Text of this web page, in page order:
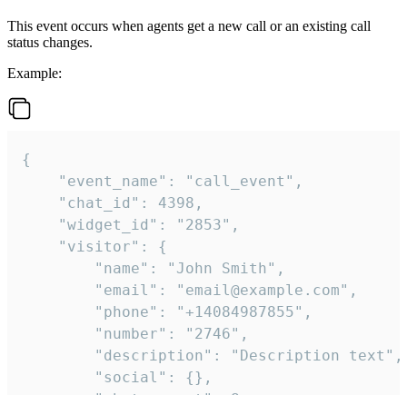
This event occurs when agents get a new call or an existing call
status changes.
Example:
{
    "event_name": "call_event",
    "chat_id": 4398,
    "widget_id": "2853",
    "visitor": {
        "name": "John Smith",
        "email": "email@example.com",
        "phone": "+14084987855",
        "number": "2746",
        "description": "Description text",
        "social": {},